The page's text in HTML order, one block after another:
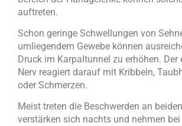
auftreten.
Schon geringe Schwellungen von
umliegendem Gewebe können
Druck im Karpaltunnel zu erhöhen.
Nerv reagiert darauf mit Kribbeln,
oder Schmerzen.
Meist treten die Beschwerden an
verstärken sich nachts und nehmen